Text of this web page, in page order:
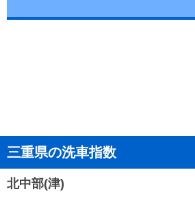
三重県の洗車指数
北中部(津)